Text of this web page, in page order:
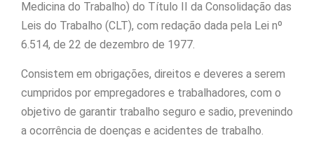
Medicina do Trabalho) do Título II da Consolidação das
Leis do Trabalho (CLT), com redação dada pela Lei nº
6.514, de 22 de dezembro de 1977.
Consistem em obrigações, direitos e deveres a serem
cumpridos por empregadores e trabalhadores, com o
objetivo de garantir trabalho seguro e sadio, prevenindo
a ocorrência de doenças e acidentes de trabalho.